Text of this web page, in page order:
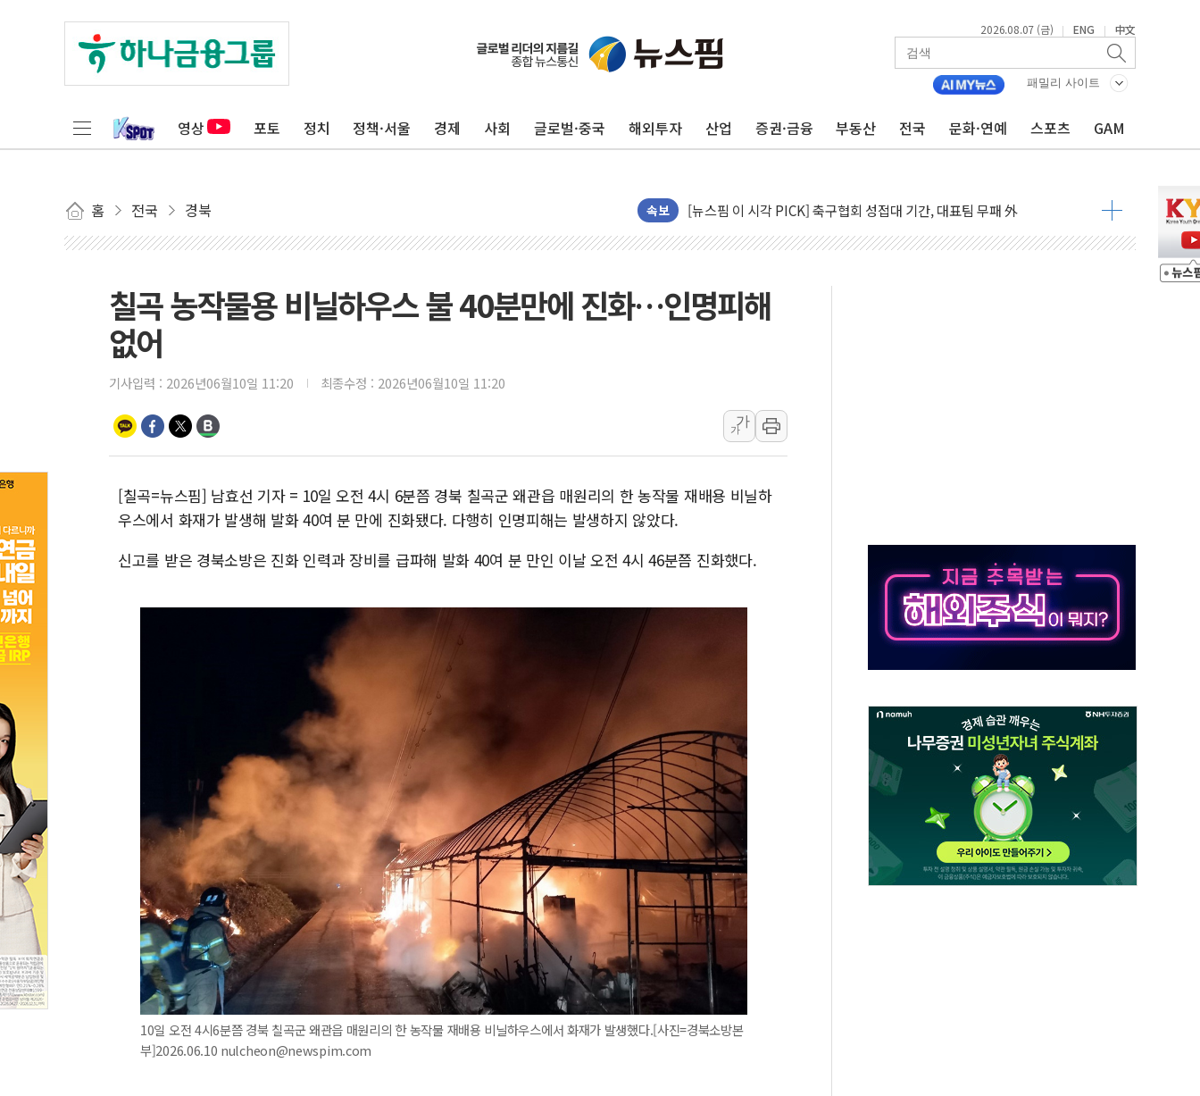
2026.08.07 (금) | ENG | 中文
패밀리 사이트
영상 포토 정치 정책·서울 경제 사회 글로벌·중국 해외투자 산업 증권·금융 부동산 전국 문화·연예 스포츠 GAM
홈 전국 경북 속보
현대지에프홀딩스, 자사주 1000억 연내 소각…2분기 영업익 853억
美 정보 당국 "푸틴, 몇 년 내 NATO 결속력 시험하려 한정적 침공 가능성"
인도, 바이오가스 생산에 3.5조원 투입키로...'에너지 자립' 일환
신인류콘텐츠, 핀란드 AI 기업 Audission Oy와 운영 파트너십 체결
수박으로 여름 나는 하마
전남광주 구례 산불 32분 만에 주불 진화...인명피해 없어
[시승기] 공간·승차감 잡은 볼보 EX90…'올 터치'는 호불호
[종합] 청도 흥선리 야산 산불 1시간36분만에 주불진화....인명피해 없어
한미 법카 제보자 "신동국과 무관…자료는 전·현직 직원으로부터 확보"
라인게임즈, '콰이어트' 테스트 참가자 3만 명 돌파
에어로케이항공, 청주-중국 청두 노선 운항허가 취득...중국 노선 다변화
칠곡 농작물용 비닐하우스 불 40분만에 진화…인명피해
없어
기사입력 : 2026년06월10일 11:20 최종수정 : 2026년06월10일 11:20
가
가
[칠곡=뉴스핌] 남효선 기자 = 10일 오전 4시 6분쯤 경북 칠곡군 왜관읍 매원리의 한 농작물 재배용 비닐하
우스에서 화재가 발생해 발화 40여 분 만에 진화됐다. 다행히 인명피해는 발생하지 않았다.
신고를 받은 경북소방은 진화 인력과 장비를 급파해 발화 40여 분 만인 이날 오전 4시 46분쯤 진화했다.
10일 오전 4시6분쯤 경북 칠곡군 왜관읍 매원리의 한 농작물 재배용 비닐하우스에서 화재가 발생했다.[사진=경북소방본
부]2026.06.10 nulcheon@newspim.com